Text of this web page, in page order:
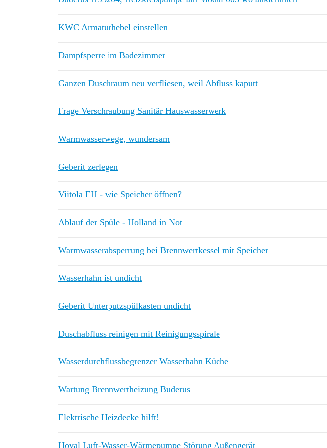
KWC Armaturhebel einstellen
Dampfsperre im Badezimmer
Ganzen Duschraum neu verfliesen, weil Abfluss kaputt
Frage Verschraubung Sanitär Hauswasserwerk
Warmwasserwege, wundersam
Geberit zerlegen
Viitola EH - wie Speicher öffnen?
Ablauf der Spüle - Holland in Not
Warmwasserabsperrung bei Brennwertkessel mit Speicher
Wasserhahn ist undicht
Geberit Unterputzspülkasten undicht
Duschabfluss reinigen mit Reinigungsspirale
Wasserdurchflussbegrenzer Wasserhahn Küche
Wartung Brennwertheizung Buderus
Elektrische Heizdecke hilft!
Hoval Luft-Wasser-Wärmepumpe Störung Außengerät